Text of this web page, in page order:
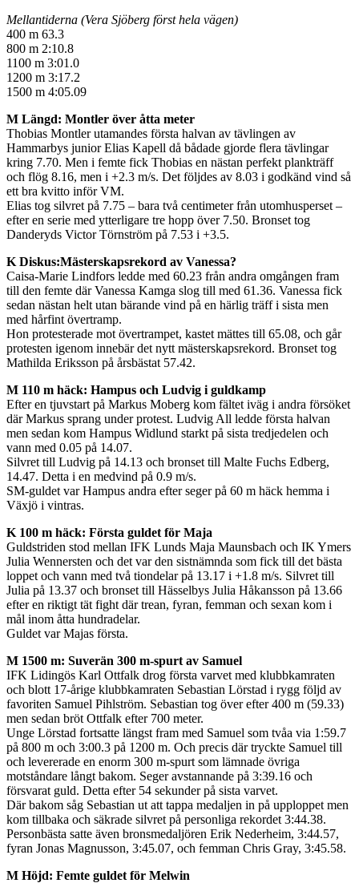
Mellantiderna (Vera Sjöberg först hela vägen)
400 m 63.3
800 m 2:10.8
1100 m 3:01.0
1200 m 3:17.2
1500 m 4:05.09
M Längd: Montler över åtta meter
Thobias Montler utamandes första halvan av tävlingen av
Hammarbys junior Elias Kapell då bådade gjorde flera tävlingar
kring 7.70. Men i femte fick Thobias en nästan perfekt plankträff
och flög 8.16, men i +2.3 m/s. Det följdes av 8.03 i godkänd vind så
ett bra kvitto inför VM.
Elias tog silvret på 7.75 – bara två centimeter från utomhusperset –
efter en serie med ytterligare tre hopp över 7.50. Bronset tog
Danderyds Victor Törnström på 7.53 i +3.5.
K Diskus:Mästerskapsrekord av Vanessa?
Caisa-Marie Lindfors ledde med 60.23 från andra omgången fram
till den femte där Vanessa Kamga slog till med 61.36. Vanessa fick
sedan nästan helt utan bärande vind på en härlig träff i sista men
med hårfint övertramp.
Hon protesterade mot övertrampet, kastet mättes till 65.08, och går
protesten igenom innebär det nytt mästerskapsrekord. Bronset tog
Mathilda Eriksson på årsbästat 57.42.
M 110 m häck: Hampus och Ludvig i guldkamp
Efter en tjuvstart på Markus Moberg kom fältet iväg i andra försöket
där Markus sprang under protest. Ludvig All ledde första halvan
men sedan kom Hampus Widlund starkt på sista tredjedelen och
vann med 0.05 på 14.07.
Silvret till Ludvig på 14.13 och bronset till Malte Fuchs Edberg,
14.47. Detta i en medvind på 0.9 m/s.
SM-guldet var Hampus andra efter seger på 60 m häck hemma i
Växjö i vintras.
K 100 m häck: Första guldet för Maja
Guldstriden stod mellan IFK Lunds Maja Maunsbach och IK Ymers
Julia Wennersten och det var den sistnämnda som fick till det bästa
loppet och vann med två tiondelar på 13.17 i +1.8 m/s. Silvret till
Julia på 13.37 och bronset till Hässelbys Julia Håkansson på 13.66
efter en riktigt tät fight där trean, fyran, femman och sexan kom i
mål inom åtta hundradelar.
Guldet var Majas första.
M 1500 m: Suverän 300 m-spurt av Samuel
IFK Lidingös Karl Ottfalk drog första varvet med klubbkamraten
och blott 17-årige klubbkamraten Sebastian Lörstad i rygg följd av
favoriten Samuel Pihlström. Sebastian tog över efter 400 m (59.33)
men sedan bröt Ottfalk efter 700 meter.
Unge Lörstad fortsatte längst fram med Samuel som tvåa via 1:59.7
på 800 m och 3:00.3 på 1200 m. Och precis där tryckte Samuel till
och levererade en enorm 300 m-spurt som lämnade övriga
motståndare långt bakom. Seger avstannande på 3:39.16 och
försvarat guld. Detta efter 54 sekunder på sista varvet.
Där bakom såg Sebastian ut att tappa medaljen in på upploppet men
kom tillbaka och säkrade silvret på personliga rekordet 3:44.38.
Personbästa satte även bronsmedaljören Erik Nederheim, 3:44.57,
fyran Jonas Magnusson, 3:45.07, och femman Chris Gray, 3:45.58.
M Höjd: Femte guldet för Melwin